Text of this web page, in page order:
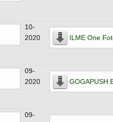
10-
2020
ILME One
09-
2020
GOGAPUSH
09-